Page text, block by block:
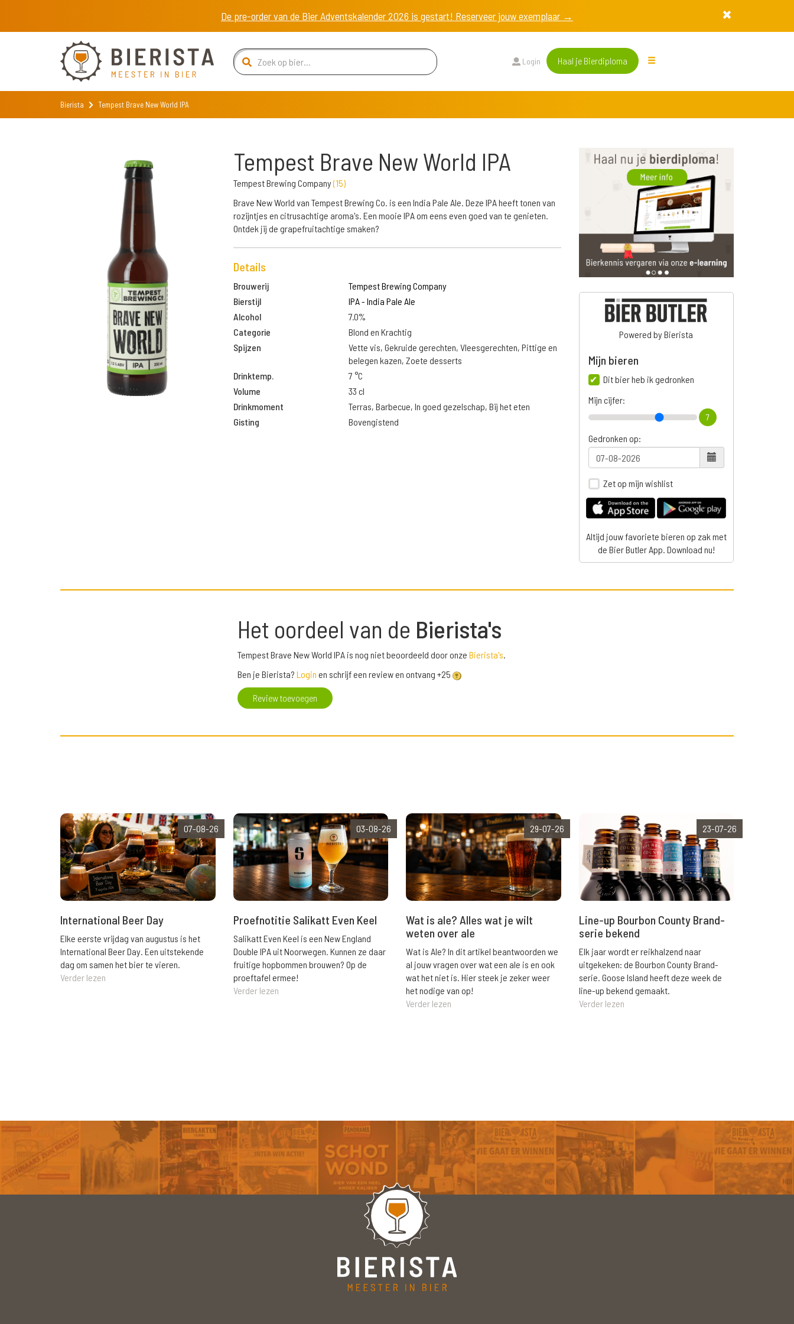
De pre-order van de Bier Adventskalender 2026 is gestart! Reserveer jouw exemplaar →
Login Haal je Bierdiploma
Bierista Tempest Brave New World IPA
Tempest Brave New World IPA
Tempest Brewing Company(15)
Brave New World van Tempest Brewing Co. is een India Pale Ale. Deze IPA heeft tonen van
rozijntjes en citrusachtige aroma's. Een mooie IPA om eens even goed van te genieten.
Ontdek jij de grapefruitachtige smaken?
Details
Brouwerij
Tempest Brewing Company
Bierstijl
IPA - India Pale Ale
Alcohol
7.0%
Categorie
Blond en Krachtig
Spijzen
Vette vis, Gekruide gerechten, Vleesgerechten, Pittige en
belegen kazen, Zoete desserts
Drinktemp.
7 °C
Volume
33 cl
Drinkmoment
Terras, Barbecue, In goed gezelschap, Bij het eten
Gisting
Bovengistend
Powered by Bierista
Mijn bieren
Dit bier heb ik gedronken
Mijn cijfer:
7
Gedronken op:
Zet op mijn wishlist
Altijd jouw favoriete bieren op zak met
de Bier Butler App. Download nu!
Het oordeel van de Bierista's
Tempest Brave New World IPA is nog niet beoordeeld door onze Bierista's.
Ben je Bierista? Login en schrijf een review en ontvang +25
Review toevoegen
07-08-26
International Beer Day
Elke eerste vrijdag van augustus is het
International Beer Day. Een uitstekende
dag om samen het bier te vieren.
Verder lezen
03-08-26
Proefnotitie Salikatt Even Keel
Salikatt Even Keel is een New England
Double IPA uit Noorwegen. Kunnen ze daar
fruitige hopbommen brouwen? Op de
proeftafel ermee!
Verder lezen
29-07-26
Wat is ale? Alles wat je wilt
weten over ale
Wat is Ale? In dit artikel beantwoorden we
al jouw vragen over wat een ale is en ook
wat het niet is. Hier steek je zeker weer
het nodige van op!
Verder lezen
23-07-26
Line-up Bourbon County Brand-
serie bekend
Elk jaar wordt er reikhalzend naar
uitgekeken: de Bourbon County Brand-
serie. Goose Island heeft deze week de
line-up bekend gemaakt.
Verder lezen